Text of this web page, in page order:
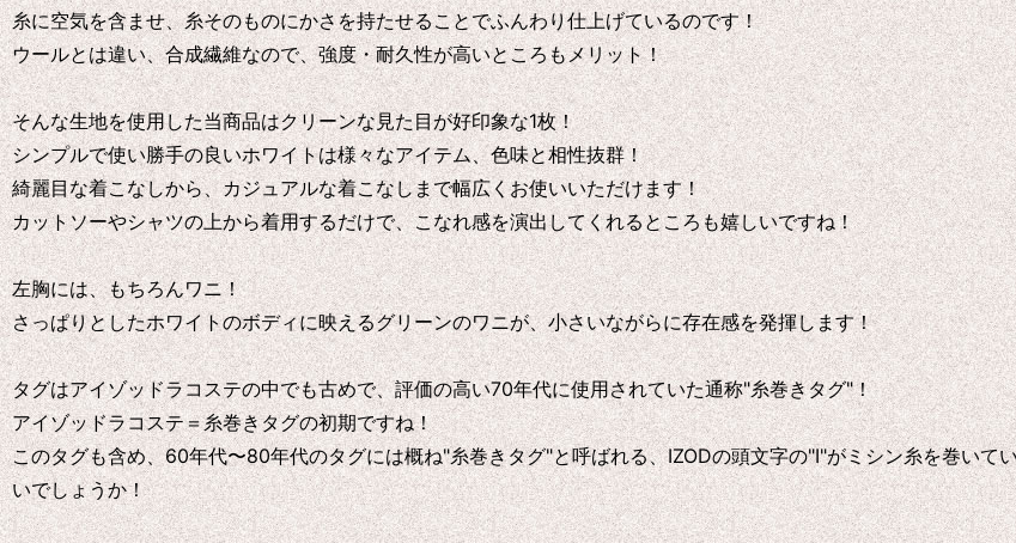
糸に空気を含ませ、糸そのものにかさを持たせることでふんわり仕上げているのです！
ウールとは違い、合成繊維なので、強度・耐久性が高いところもメリット！
そんな生地を使用した当商品はクリーンな見た目が好印象な1枚！
シンプルで使い勝手の良いホワイトは様々なアイテム、色味と相性抜群！
綺麗目な着こなしから、カジュアルな着こなしまで幅広くお使いいただけます！
カットソーやシャツの上から着用するだけで、こなれ感を演出してくれるところも嬉しいですね！
左胸には、もちろんワニ！
さっぱりとしたホワイトのボディに映えるグリーンのワニが、小さいながらに存在感を発揮します！
タグはアイゾッドラコステの中でも古めで、評価の高い70年代に使用されていた通称"糸巻きタグ"！
アイゾッドラコステ＝糸巻きタグの初期ですね！
このタグも含め、60年代〜80年代のタグには概ね"糸巻きタグ"と呼ばれる、IZODの頭文字の"I"がミシン糸を巻いて
いでしょうか！